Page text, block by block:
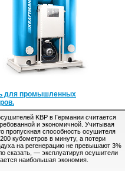
для промышленных
KBP в Германии считается
и экономичной. Учитывая
пропускная способность осушителя
кубометров в минуту, а потери
на регенерацию не превышают 3%
сказать, — эксплуатируя осушители
наибольшая экономия.